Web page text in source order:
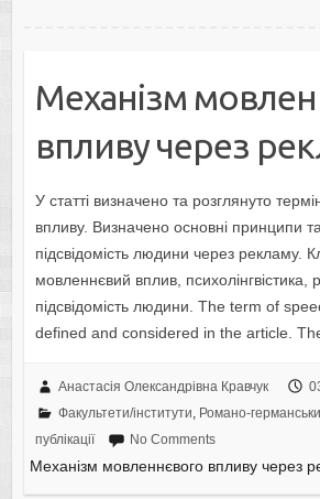
Механізм
впливу через
У статті визначено та розглянуто
впливу. Визначено основні принципи
підсвідомість людини через рекламу.
мовленнєвий вплив, психолінгвістика,
підсвідомість людини. The term of
defined and considered in the article.
Анастасія Олександрівна Кравчук
Факультети/інститути Романо-
публікації
No Comments
Механізм мовленнєвого впливу через